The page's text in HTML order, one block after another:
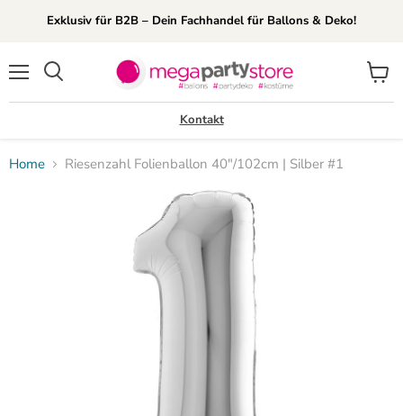
Exklusiv für B2B – Dein Fachhandel für Ballons & Deko!
Kontakt
Home Riesenzahl Folienballon 40"/102cm | Silber #1